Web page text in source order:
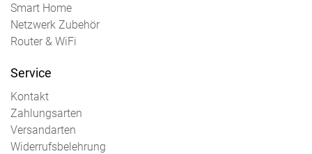
Smart Home
Netzwerk Zubehör
Router & WiFi
Service
Kontakt
Zahlungsarten
Versandarten
Widerrufsbelehrung